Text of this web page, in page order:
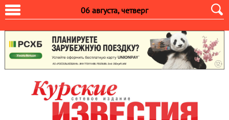
06 августа, четверг